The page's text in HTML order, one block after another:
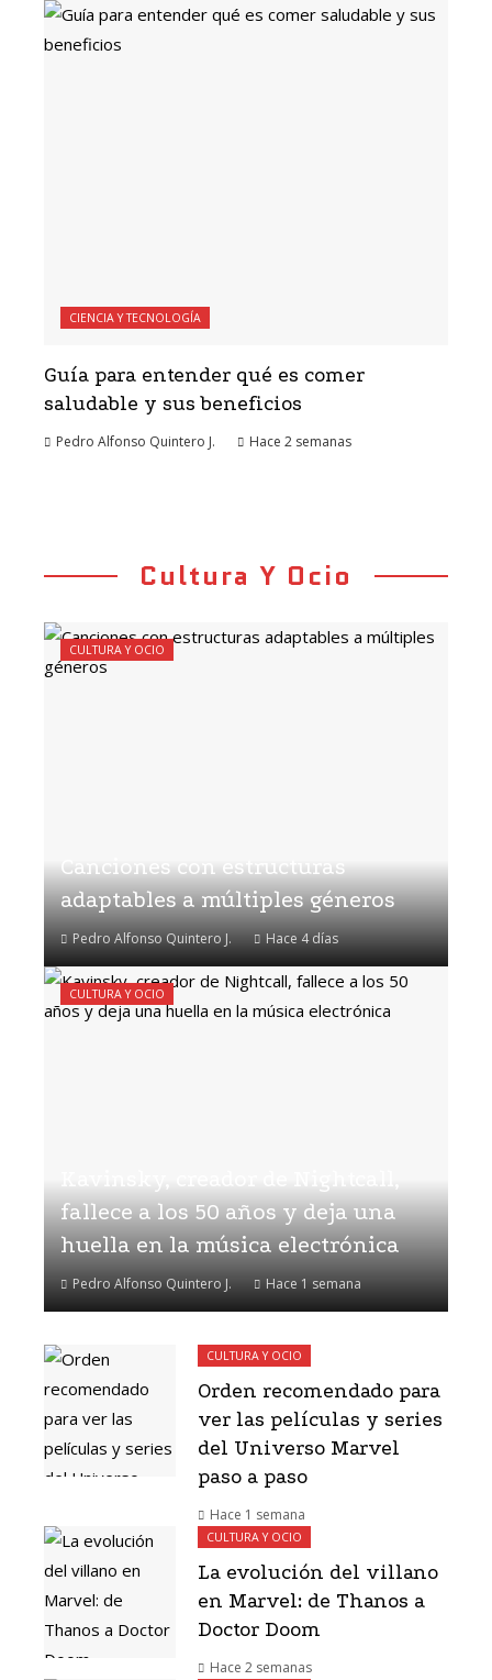
CIENCIA Y TECNOLOGÍA
Guía para entender qué es comer
saludable y sus beneficios
Pedro Alfonso Quintero J. Hace 2 semanas
Cultura Y Ocio
Canciones con estructuras
adaptables a múltiples géneros
Pedro Alfonso Quintero J. Hace 4 días
CULTURA Y OCIO
fallece a los 50 años y deja una
huella en la música electrónica
Pedro Alfonso Quintero J. Hace 1 semana
CULTURA Y OCIO
CULTURA Y OCIO
Orden recomendado para
ver las películas y series
del Universo Marvel
paso a paso
Hace 1 semana
CULTURA Y OCIO
La evolución del villano
en Marvel: de Thanos a
Doctor Doom
Hace 2 semanas